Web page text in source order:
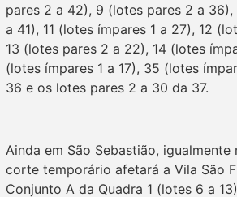
pares 2 a 42), 9 (lotes pares 2 a 36),
a 41), 11 (lotes ímpares 1 a 27), 12
13 (lotes pares 2 a 22), 14 (lotes
(lotes ímpares 1 a 17), 35 (lotes
36 e os lotes pares 2 a 30 da 37.
Ainda em São Sebastião, igualmente
corte temporário afetará a Vila São
Conjunto A da Quadra 1 (lotes 6 a